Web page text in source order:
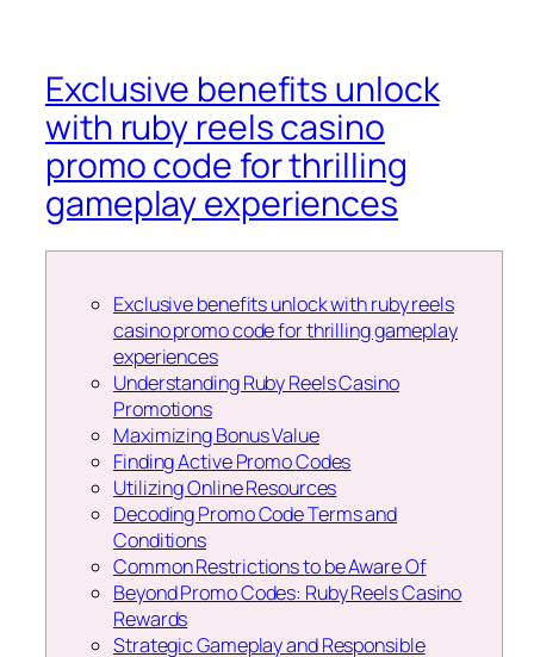
Exclusive benefits unlock
with ruby reels casino
promo code for thrilling
gameplay experiences
Exclusive benefits unlock with ruby reels
casino promo code for thrilling gameplay
experiences
Understanding Ruby Reels Casino
Promotions
Maximizing Bonus Value
Finding Active Promo Codes
Utilizing Online Resources
Decoding Promo Code Terms and
Conditions
Common Restrictions to be Aware Of
Beyond Promo Codes: Ruby Reels Casino
Rewards
Strategic Gameplay and Responsible